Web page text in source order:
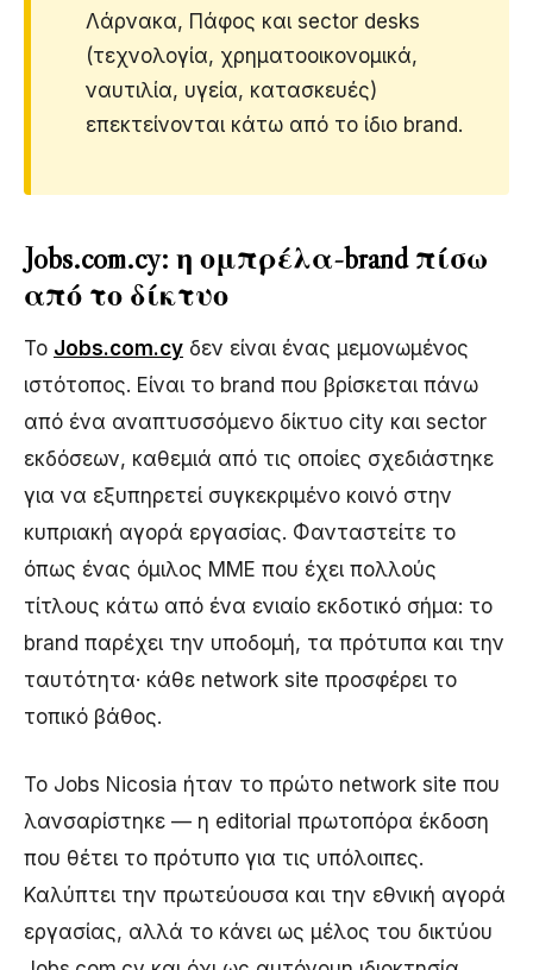
Λάρνακα, Πάφος και sector desks
(τεχνολογία, χρηματοοικονομικά,
ναυτιλία, υγεία, κατασκευές)
επεκτείνονται κάτω από το ίδιο brand.
Jobs.com.cy: η ομπρέλα-brand πίσω
από το δίκτυο
Το Jobs.com.cy δεν είναι ένας μεμονωμένος
ιστότοπος. Είναι το brand που βρίσκεται πάνω
από ένα αναπτυσσόμενο δίκτυο city και sector
εκδόσεων, καθεμιά από τις οποίες σχεδιάστηκε
για να εξυπηρετεί συγκεκριμένο κοινό στην
κυπριακή αγορά εργασίας. Φανταστείτε το
όπως ένας όμιλος ΜΜΕ που έχει πολλούς
τίτλους κάτω από ένα ενιαίο εκδοτικό σήμα: το
brand παρέχει την υποδομή, τα πρότυπα και την
ταυτότητα· κάθε network site προσφέρει το
τοπικό βάθος.
Το Jobs Nicosia ήταν το πρώτο network site που
λανσαρίστηκε — η editorial πρωτοπόρα έκδοση
που θέτει το πρότυπο για τις υπόλοιπες.
Καλύπτει την πρωτεύουσα και την εθνική αγορά
εργασίας, αλλά το κάνει ως μέλος του δικτύου